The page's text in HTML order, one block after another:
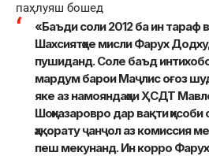
паҳлуяш бошед
«Баъди соли 2012 ба ин тараф
Шахсиятҳое мисли Фарух
пушиданд. Соле баъд
мардум барои Маҷлис оғоз
яке аз намояндаҳои ҲСДТ
Шоҳназаровро дар вақти ҳисоби
ҳақорату ҷанҷол аз комиссия
пеш мекунанд. Ин корро